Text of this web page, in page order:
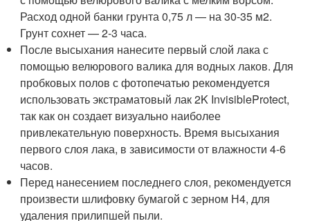
Расход одной банки грунта 0,75 л — на 30-35 м2.
Грунт сохнет — 2-3 часа.
После высыхания нанесите первый слой лака с
помощью велюрового валика для водных лаков. Для
пробковых полов с фотопечатью рекомендуется
использовать экстраматовый лак 2K InvisibleProtect,
так как он создает визуально наиболее
привлекательную поверхность. Время высыхания
первого слоя лака, в зависимости от влажности 4-6
часов.
Перед нанесением последнего слоя, рекомендуется
произвести шлифовку бумагой с зерном Н4, для
удаления прилипшей пыли.